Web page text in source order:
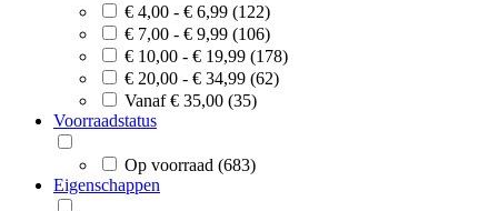
€ 4,00 - € 6,99 (122)
€ 7,00 - € 9,99 (106)
€ 10,00 - € 19,99 (178)
€ 20,00 - € 34,99 (62)
Vanaf € 35,00 (35)
Voorraadstatus
Op voorraad (683)
Eigenschappen